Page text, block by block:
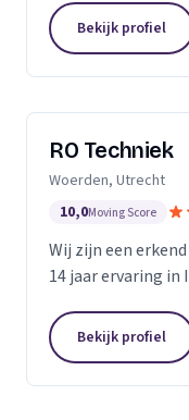
bedrijfspanden,
veel meer....
Bekijk profiel
RO Techniek
Woerden, Utrecht
10,0Moving Score
Wij zijn een
14 jaar ervaring
Bekijk profiel